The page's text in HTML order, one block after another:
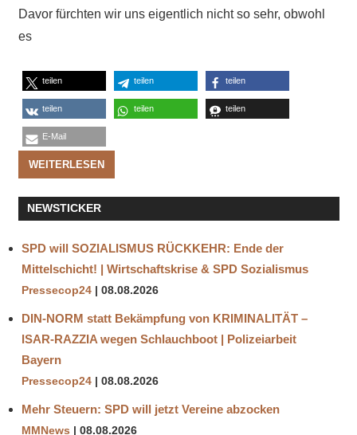
Davor fürchten wir uns eigentlich nicht so sehr, obwohl
es
teilen teilen teilen
teilen teilen teilen
E-Mail
WEITERLESEN
NEWSTICKER
SPD will SOZIALISMUS RÜCKKEHR: Ende der
Mittelschicht! | Wirtschaftskrise & SPD Sozialismus
Pressecop24 08.08.2026
DIN-NORM statt Bekämpfung von KRIMINALITÄT –
ISAR-RAZZIA wegen Schlauchboot | Polizeiarbeit
Bayern
Pressecop24 08.08.2026
Mehr Steuern: SPD will jetzt Vereine abzocken
MMNews 08.08.2026